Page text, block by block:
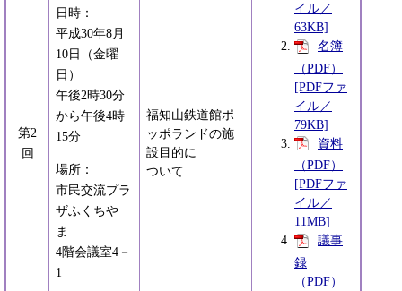
第2
回
日時：
平成30年8月
10日（金曜
日）
午後2時30分
から午後4時
15分
場所：
市民交流プラ
ザふくちや
ま
4階会議室4－
1
福知山鉄道館ポ
ッポランドの施
設目的に
ついて
イル／
63KB]
名簿
（PDF）
[PDFファ
イル／
79KB]
資料
（PDF）
[PDFファ
イル／
11MB]
議事
録
（PDF）